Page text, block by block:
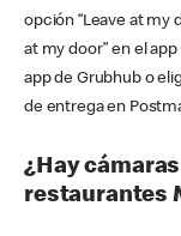
opción “Leave at my
at my door” en el
app de Grubhub o
de entrega en
¿Hay
restaurantes